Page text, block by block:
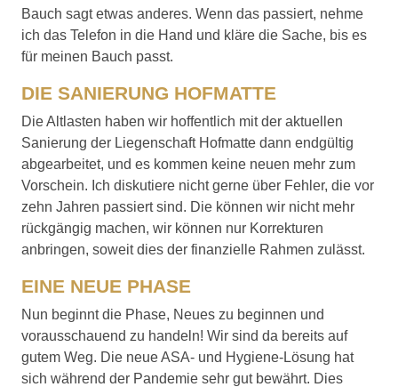
Bauch sagt etwas anderes. Wenn das passiert, nehme
ich das Telefon in die Hand und kläre die Sache, bis es
für meinen Bauch passt.
DIE SANIERUNG HOFMATTE
Die Altlasten haben wir hoffentlich mit der aktuellen
Sanierung der Liegenschaft Hofmatte dann endgültig
abgearbeitet, und es kommen keine neuen mehr zum
Vorschein. Ich diskutiere nicht gerne über Fehler, die vor
zehn Jahren passiert sind. Die können wir nicht mehr
rückgängig machen, wir können nur Korrekturen
anbringen, soweit dies der finanzielle Rahmen zulässt.
EINE NEUE PHASE
Nun beginnt die Phase, Neues zu beginnen und
vorausschauend zu handeln! Wir sind da bereits auf
gutem Weg. Die neue ASA- und Hygiene-Lösung hat
sich während der Pandemie sehr gut bewährt. Dies